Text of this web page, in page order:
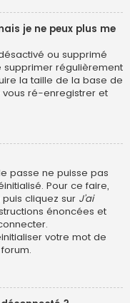
je ne peux plus me
ou supprimé
supprimer régulièrement
la taille de la base de
vous ré-enregistrer et
passe ne puisse pas
Pour ce faire,
cliquez sur J’ai
énoncées et
votre mot de